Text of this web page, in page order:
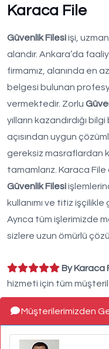
Karaca File
Güvenlik Filesiişi,
alandır. Ankara’da
firmamız, alanında en
belgesi bulunan
vermektedir. Zorlu
yılların kazandırdığı
açısından uygun
gereksiz masraflardan
tamamlarız. Karaca
Güvenlik Filesi
kullanımı ve titiz
Ayrıca tüm işlerimizde
sizlere uzun ömürlü
By Karaca
hizmeti için tüm
Müşterilerimizden